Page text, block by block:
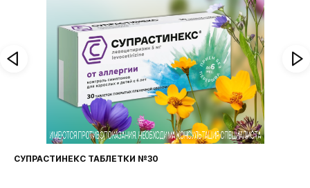
ФАРИНГОСЕПТ ТАБЛЕТКИ №20